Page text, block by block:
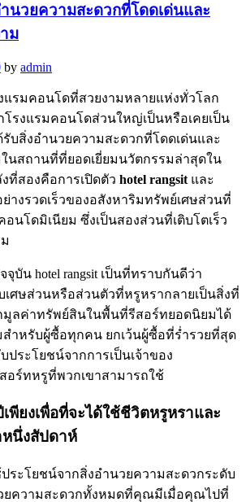
ำนวยความสะดวกที่โดดเด่นและ
ม
by admin
แรมคอนโดที่สวยงามหลายแห่งทั่วโลก
กโรงแรมคอนโดส่วนใหญ่เป็นหรือเคยเป็น
บสิ่งอำนวยความสะดวกที่โดดเด่นและ
นสถานที่ที่ยอดเยี่ยมนวัตกรรมล่าสุดใน
ที่สองคือการเปิดตัว hotel rangsit และ
างรวดเร็วของอสังหาริมทรัพย์เศษส่วนที่
นโดมิเนียม ซึ่งเป็นสองส่วนที่เติบโตเร็ว
บัน hotel rangsit เป็นที่ทราบกันดีว่า
ศษส่วนหรือส่วนตัวที่หรูหรากลายเป็นสิ่งที่
มูลค่าทรัพย์สินในพื้นที่รีสอร์ทยอดนิยมได้
สำหรับผู้ซื้อทุกคน ยกเว้นผู้ซื้อที่ร่ำรวยที่สุด
บประโยชน์จากการเป็นเจ้าของ
อร์ทหรูที่พวกเขาสามารถใช้
พียงเพื่อที่จะได้ใช้ชีวิตหรูหราและ
หนึ่งสัปดาห์
ระโยชน์จากสิ่งอำนวยความสะดวกระดับ
ยความสะดวกทั้งหมดที่คุณมีเมื่อคุณไปที่